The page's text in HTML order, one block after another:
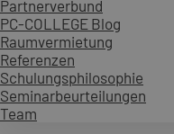
Partnerverbund
PC-COLLEGE Blog
Raumvermietung
Referenzen
Schulungsphilosophie
Seminarbeurteilungen
Team